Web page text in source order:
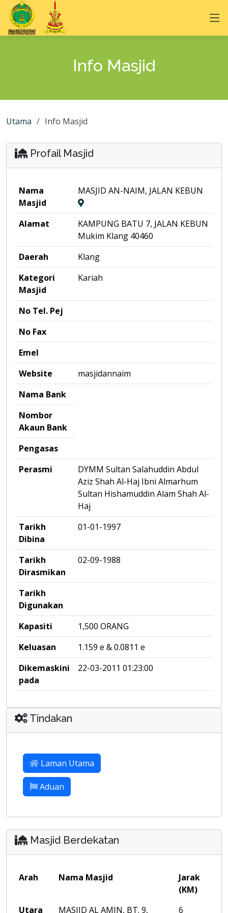
Info Masjid
Utama Info Masjid
Profail Masjid
Nama
Masjid
MASJID AN-NAIM, JALAN KEBUN
Alamat
KAMPUNG BATU 7, JALAN KEBUN
Mukim Klang 40460
Daerah
Klang
Kategori
Masjid
Kariah
No Tel. Pej
No Fax
Emel
Website
masjidannaim
Nama Bank
Nombor
Akaun Bank
Pengasas
Perasmi
DYMM Sultan Salahuddin Abdul
Aziz Shah Al-Haj Ibni Almarhum
Sultan Hishamuddin Alam Shah Al-
Haj
Tarikh
Dibina
01-01-1997
Tarikh
Dirasmikan
02-09-1988
Tarikh
Digunakan
Kapasiti
1,500 ORANG
Keluasan
1.159 e & 0.0811 e
Dikemaskini
pada
22-03-2011 01:23:00
Tindakan
Laman Utama
Aduan
Masjid Berdekatan
Arah Nama Masjid
Jarak
(KM)
Utara
MASJID AL AMIN, BT. 9, 6